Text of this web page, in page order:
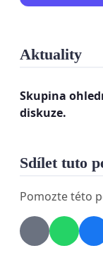
Aktuality
Skupina
diskuze.
Sdílet tuto
Pomozte této